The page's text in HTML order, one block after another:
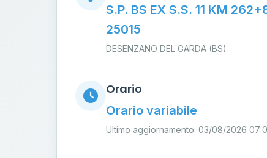
S.P. BS EX S.S. 11 KM
25015
DESENZANO DEL GARDA (BS)
Orario
Orario variabile
Ultimo aggiornamento: 03/08/2026